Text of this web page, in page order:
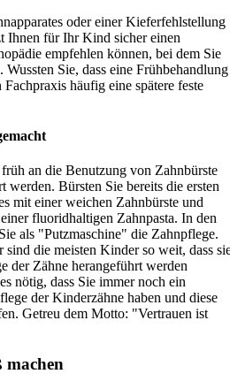
oder einer Kieferfehlstellung
Ihnen für Ihr Kind sicher einen
empfehlen können, bei dem Sie
Sie, dass eine Frühbehandlung
häufig eine spätere feste
an die Benutzung von Zahnbürste
werden. Bürsten Sie bereits die ersten
mit einer weichen Zahnbürste und
fluoridhaltigen Zahnpasta. In den
als "Putzmaschine" die Zahnpflege.
die meisten Kinder so weit, dass
der Zähne herangeführt werden
nötig, dass Sie immer noch ein
der Kinderzähne haben und diese
Getreu dem Motto: "Vertrauen ist
machen